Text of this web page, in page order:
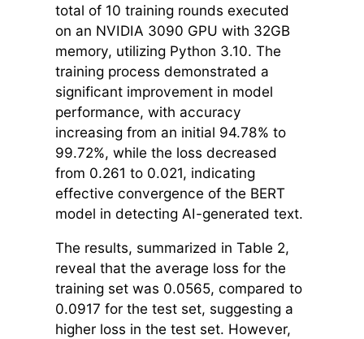
total of 10 training rounds executed
on an NVIDIA 3090 GPU with 32GB
memory, utilizing Python 3.10. The
training process demonstrated a
significant improvement in model
performance, with accuracy
increasing from an initial 94.78% to
99.72%, while the loss decreased
from 0.261 to 0.021, indicating
effective convergence of the BERT
model in detecting AI-generated text.
The results, summarized in Table 2,
reveal that the average loss for the
training set was 0.0565, compared to
0.0917 for the test set, suggesting a
higher loss in the test set. However,